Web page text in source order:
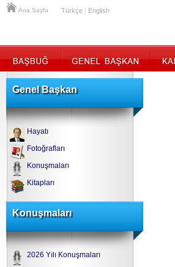
Ana Sayfa Türkçe English
Genel Başkan
Hayatı
Fotoğrafları
Konuşmaları
Kitapları
Konuşmaları
2026 Yılı Konuşmaları